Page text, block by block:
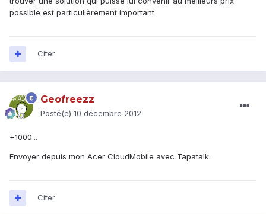
possible est particulièrement important
Citer
Geofreezz
Posté(e) 10 décembre 2012
+1000...
Envoyer depuis mon Acer CloudMobile avec Tapatalk.
Citer